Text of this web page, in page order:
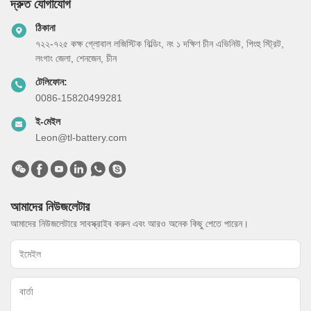
দ্রুত যোগাযোগ
ঠিকানা
৭২২-৭২৫ কক্ষ গ্লোবাল লজিস্টিক বিল্ডিং, নং ১ দক্ষিণ চীন এভিনিউ, পিংহু স্ট্রিট,
লংগাং জেলা, শেনজেন, চীন
টেলিফোন:
0086-15820499281
ই-মেইল
Leon@tl-battery.com
আমাদের নিউজলেটার
আমাদের নিউজলেটারে সাবস্ক্রাইব করুন এবং আরও অনেক কিছু পেতে পারেন।